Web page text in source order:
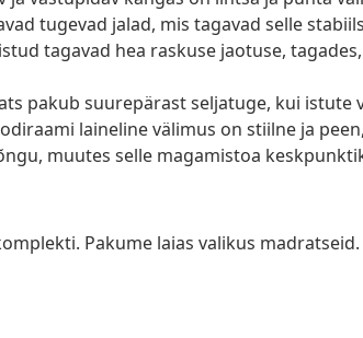
tugevad jalad, mis tagavad selle
tagavad hea raskuse jaotuse,
pakub suurepärast seljatuge, kui istute
laineline välimus on stiilne ja
muutes selle magamistoa
Pakume laias valikus